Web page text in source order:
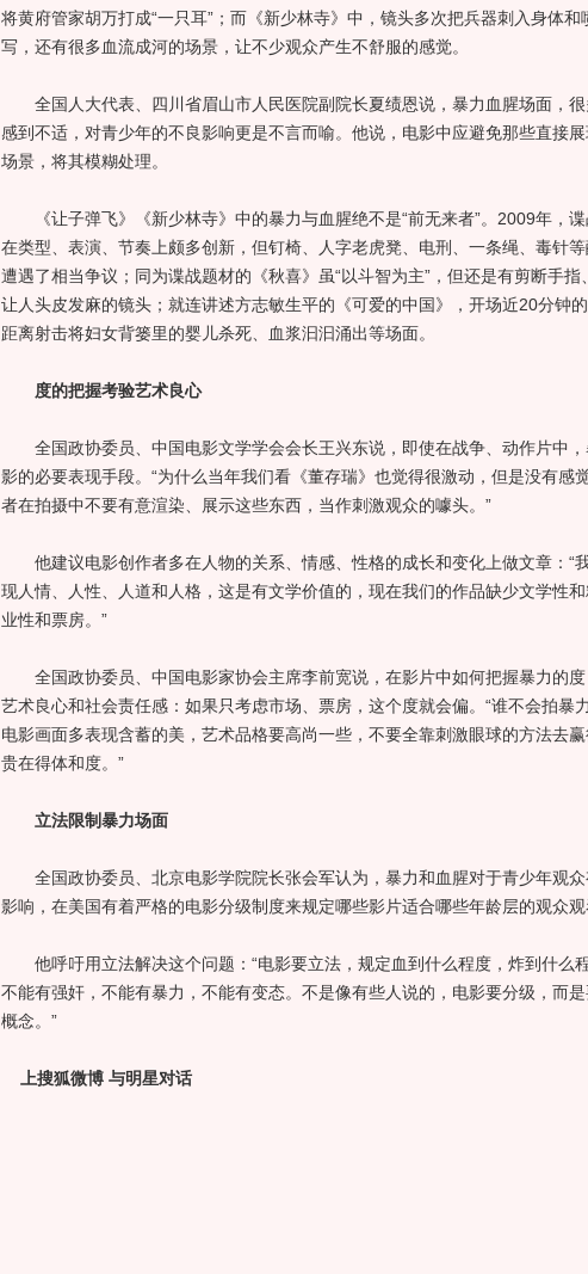
将黄府管家胡万打成“一只耳”；而《新少林寺》中，镜头多次把兵器刺入身体和
写，还有很多血流成河的场景，让不少观众产生不舒服的感觉。
全国人大代表、四川省眉山市人民医院副院长夏绩恩说，暴力血腥场面，很
感到不适，对青少年的不良影响更是不言而喻。他说，电影中应避免那些直接
场景，将其模糊处理。
《让子弹飞》《新少林寺》中的暴力与血腥绝不是“前无来者”。2009年，谍
在类型、表演、节奏上颇多创新，但钉椅、人字老虎凳、电刑、一条绳、毒针
遭遇了相当争议；同为谍战题材的《秋喜》虽“以斗智为主”，但还是有剪断手指
让人头皮发麻的镜头；就连讲述方志敏生平的《可爱的中国》，开场近20分钟
距离射击将妇女背篓里的婴儿杀死、血浆汩汩涌出等场面。
度的把握考验艺术良心
全国政协委员、中国电影文学学会会长王兴东说，即使在战争、动作片中，
影的必要表现手段。“为什么当年我们看《董存瑞》也觉得很激动，但是没有感
者在拍摄中不要有意渲染、展示这些东西，当作刺激观众的噱头。”
他建议电影创作者多在人物的关系、情感、性格的成长和变化上做文章：“
现人情、人性、人道和人格，这是有文学价值的，现在我们的作品缺少文学性
业性和票房。”
全国政协委员、中国电影家协会主席李前宽说，在影片中如何把握暴力的度
艺术良心和社会责任感：如果只考虑市场、票房，这个度就会偏。“谁不会拍暴
电影画面多表现含蓄的美，艺术品格要高尚一些，不要全靠刺激眼球的方法去
贵在得体和度。”
立法限制暴力场面
全国政协委员、北京电影学院院长张会军认为，暴力和血腥对于青少年观众
影响，在美国有着严格的电影分级制度来规定哪些影片适合哪些年龄层的观众观
他呼吁用立法解决这个问题：“电影要立法，规定血到什么程度，炸到什么程
不能有强奸，不能有暴力，不能有变态。不是像有些人说的，电影要分级，而
概念。”
上搜狐微博 与明星对话